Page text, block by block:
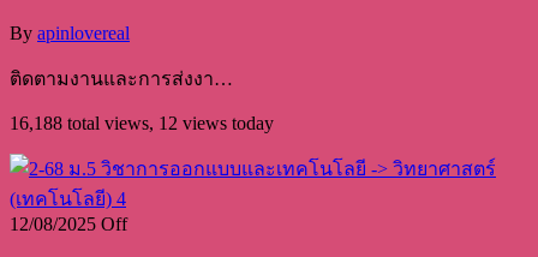
By apinlovereal
ติดตามงานและการส่งงา…
16,188 total views, 12 views today
12/08/2025 Off